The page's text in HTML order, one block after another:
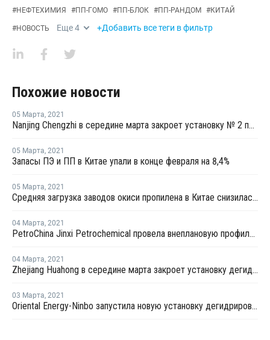
#НЕФТЕХИМИЯ #ПП-ГОМО #ПП-БЛОК #ПП-РАНДОМ #КИТАЙ
#НОВОСТЬ Еще4 +Добавить все теги в фильтр
Похожие новости
05 Марта, 2021
Nanjing Chengzhi в середине марта закроет установку № 2 по выпуску олефинов в Нанкине
05 Марта, 2021
Запасы ПЭ и ПП в Китае упали в конце февраля на 8,4%
05 Марта, 2021
Средняя загрузка заводов окиси пропилена в Китае снизилась в конце февраля на 2,3%
04 Марта, 2021
PetroChina Jinxi Petrochemical провела внеплановую профилактику на заводе ПП в Ляонине
04 Марта, 2021
Zhejiang Huahong в середине марта закроет установку дегидрирования пропана в Китае на плановый ремонт
03 Марта, 2021
Oriental Energy-Ninbo запустила новую установку дегидрирования пропана в Нинбо